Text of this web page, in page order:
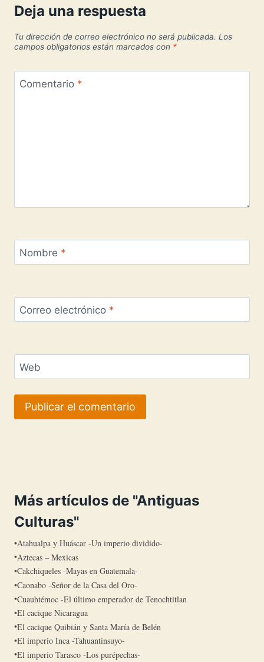
Deja una respuesta
Tu dirección de correo electrónico no será publicada. Los
campos obligatorios están marcados con *
Comentario *
Nombre *
Correo electrónico *
Web
Más artículos de "Antiguas
Culturas"
Atahualpa y Huáscar -Un imperio dividido-
Aztecas – Mexicas
Cakchiqueles -Mayas en Guatemala-
Caonabo -Señor de la Casa del Oro-
Cuauhtémoc -El último emperador de Tenochtitlan
El cacique Nicaragua
El cacique Quibián y Santa María de Belén
El imperio Inca -Tahuantinsuyo-
El imperio Tarasco -Los purépechas-